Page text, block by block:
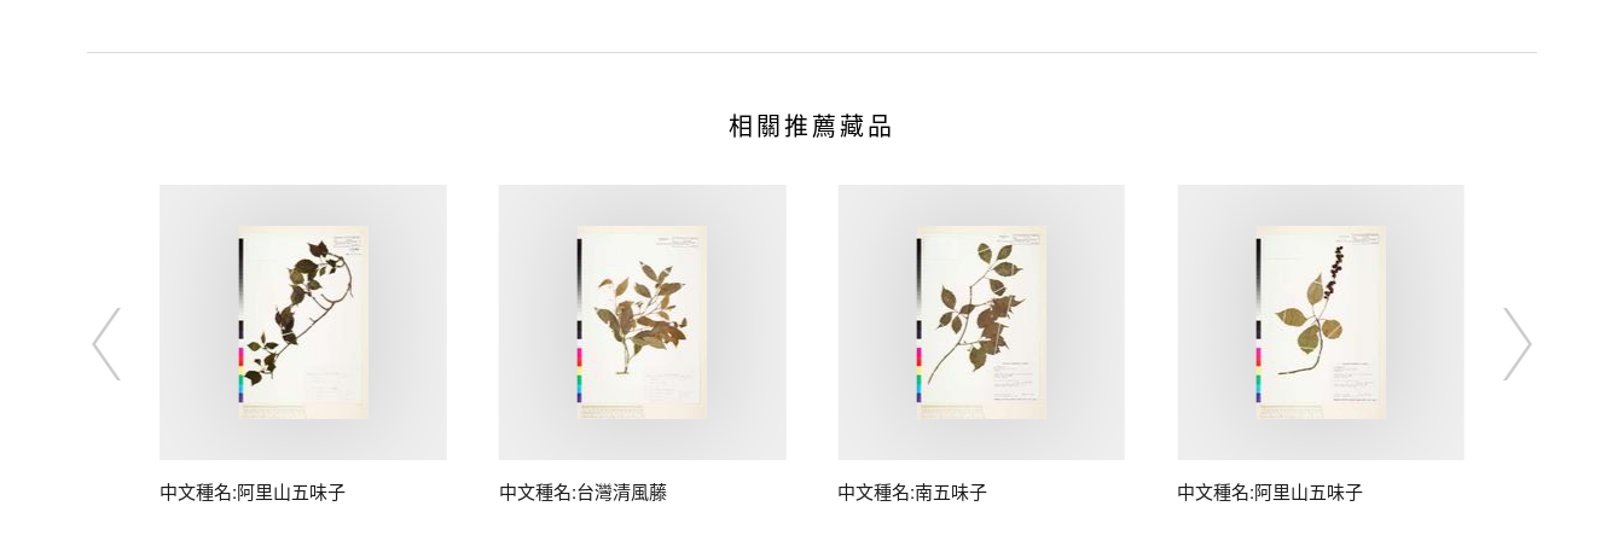
相關推薦藏品
中文種名:阿里山五味子 中文種名:台灣清風藤 中文種名:南五味子 中文種名:阿里山五味子